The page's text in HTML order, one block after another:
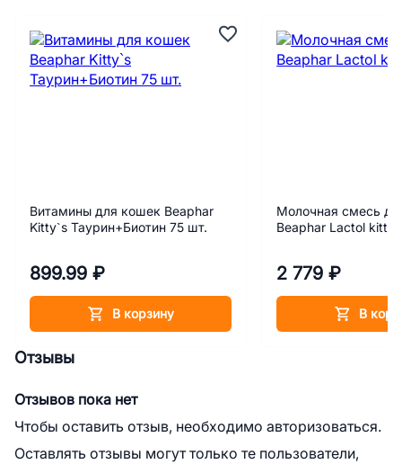
Витамины для кошек Beaphar
Kitty`s Таурин+Биотин 75 шт.
899.99 ₽
В корзину
Молочная смесь
Beaphar Lactol kitty
2 779 ₽
В
Отзывы
Отзывов пока нет
Чтобы оставить отзыв, необходимо авторизоваться.
Оставлять отзывы могут только те пользователи,